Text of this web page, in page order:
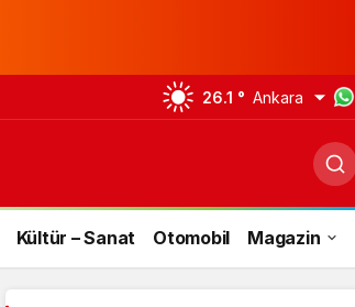
26.1 ° Ankara
Kültür – Sanat Otomobil Magazin